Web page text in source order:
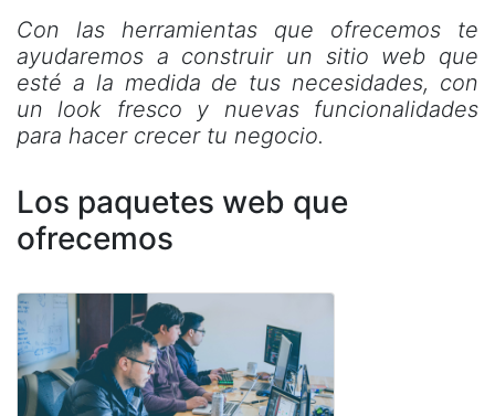
Con las herramientas que ofrecemos te
ayudaremos a construir un sitio web que
esté a la medida de tus necesidades, con
un look fresco y nuevas funcionalidades
para hacer crecer tu negocio.
Los paquetes web que
ofrecemos